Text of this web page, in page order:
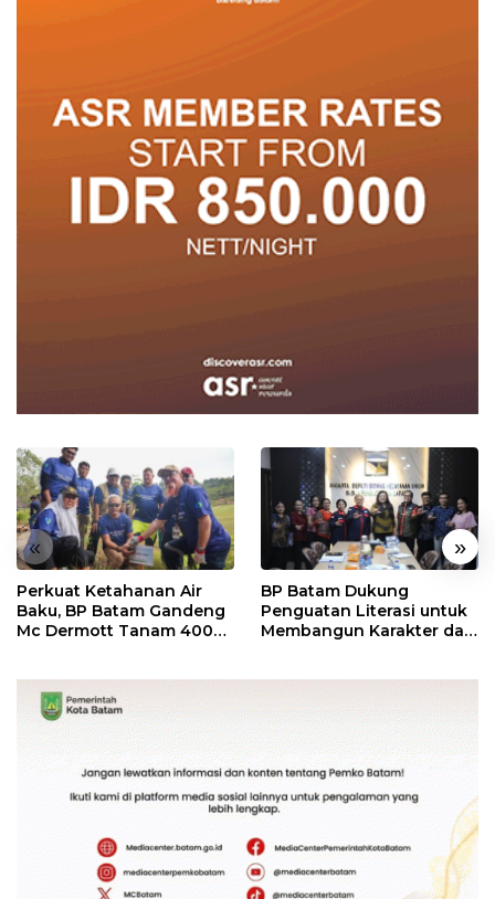
« »
Perkuat Ketahanan Air
Baku, BP Batam Gandeng
Mc Dermott Tanam 400
BP Batam Dukung
Penguatan Literasi untuk
Membangun Karakter dan